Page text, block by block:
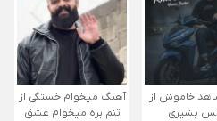
خاموش از
بشیری
آهنگ میخوام خستگی از
تنم بره میخوام عشق